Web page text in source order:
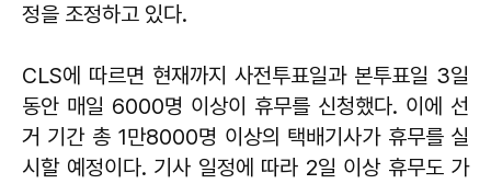
정을 조정하고 있다.
CLS에 따르면 현재까지 사전투표일과 본투표일 3일
동안 매일 6000명 이상이 휴무를 신청했다. 이에 선
거 기간 총 1만8000명 이상의 택배기사가 휴무를 실
시할 예정이다. 기사 일정에 따라 2일 이상 휴무도 가